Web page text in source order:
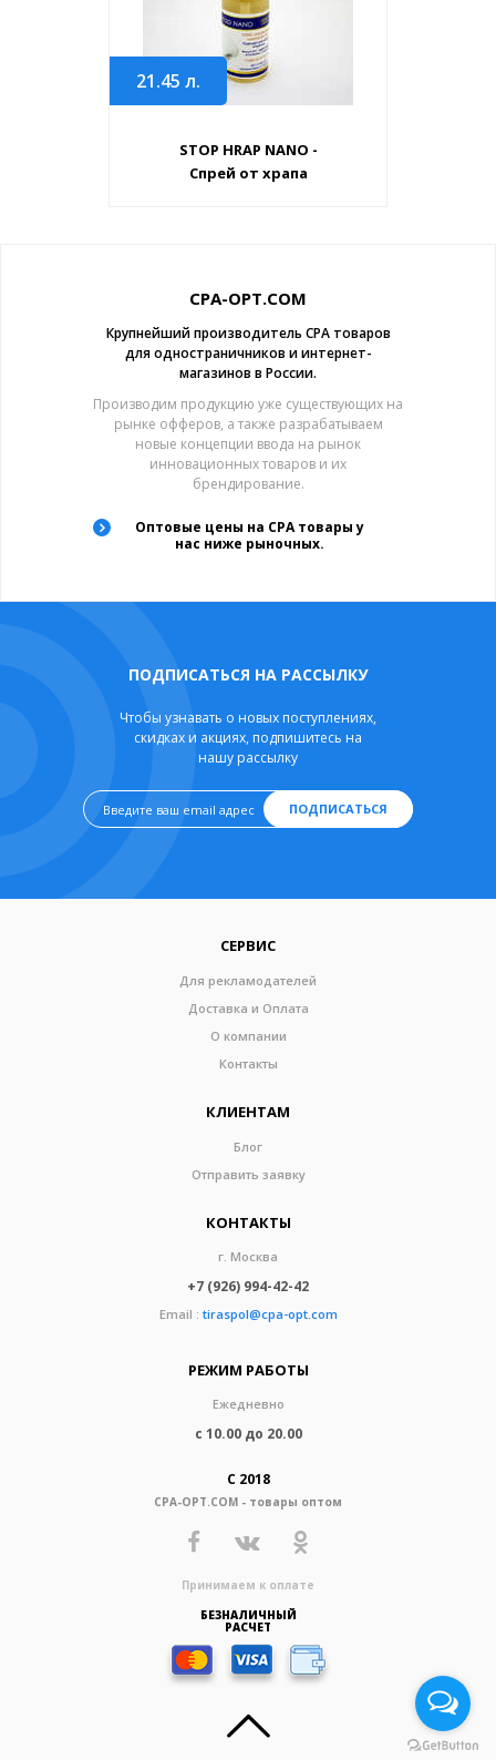
21.45 л.
STOP HRAP NANO -
Спрей от храпа
CPA-OPT.COM
Крупнейший производитель CPA товаров
для одностраничников и интернет-
магазинов в России.
Производим продукцию уже существующих на
рынке офферов, а также разрабатываем
новые концепции ввода на рынок
инновационных товаров и их
брендирование.
Оптовые цены на CPA товары у
нас ниже рыночных.
ПОДПИСАТЬСЯ НА РАССЫЛКУ
Чтобы узнавать о новых поступлениях,
скидках и акциях, подпишитесь на
нашу рассылку
ПОДПИСАТЬСЯ
СЕРВИС
Для рекламодателей
Доставка и Оплата
О компании
Контакты
КЛИЕНТАМ
Блог
Отправить заявку
КОНТАКТЫ
г. Москва
+7 (926) 994-42-42
Email : tiraspol@cpa-opt.com
РЕЖИМ РАБОТЫ
Ежедневно
с 10.00 до 20.00
С 2018
CPA-OPT.COM - товары оптом
Принимаем к оплате
БЕЗНАЛИЧНЫЙ
РАСЧЕТ